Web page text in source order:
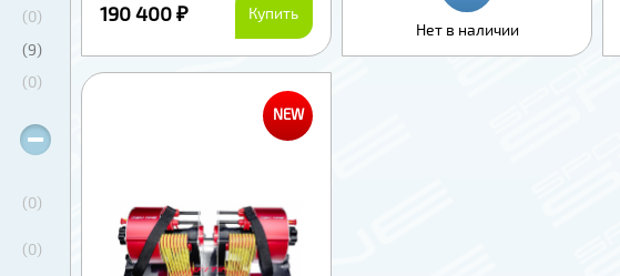
(0)
(9)
(0)
(0)
(0)
190 400 ₽ Купить
Нет в наличии
NEW